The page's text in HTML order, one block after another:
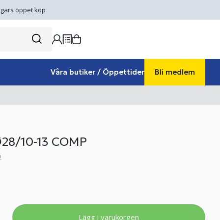
öppet köp
Våra butiker / Öppettider Bli medlem
10-13 COMP
Lägg i varukorgen